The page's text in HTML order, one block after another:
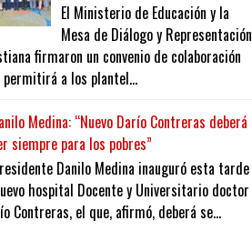
El Ministerio de Educación y la
Mesa de Diálogo y Representación
firmaron un convenio de colaboración
permitirá a los plantel...
Medina: “Nuevo Darío Contreras deberá
siempre para los pobres”
Danilo Medina inauguró esta tarde
hospital Docente y Universitario doctor
Contreras, el que, afirmó, deberá se...